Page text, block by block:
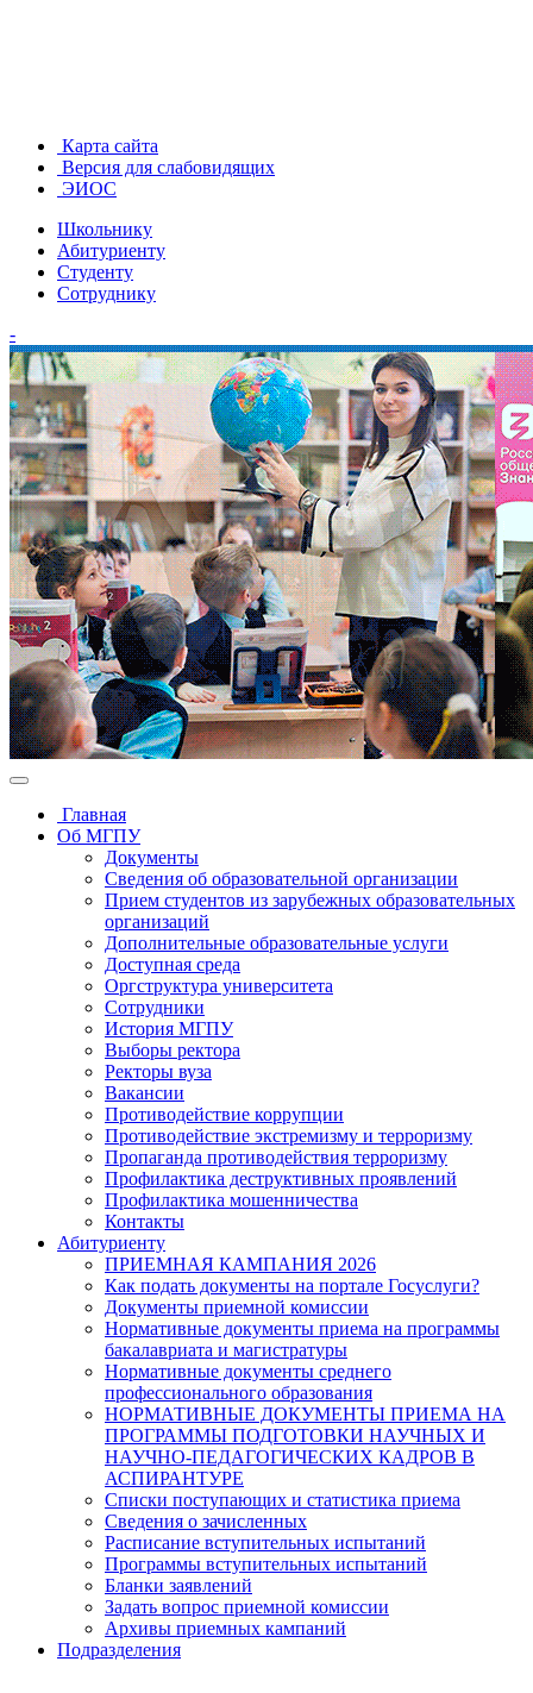
Карта сайта
Версия для слабовидящих
ЭИОС
Школьнику
Абитуриенту
Студенту
Сотруднику
-
Главная
Об МГПУ
Документы
Сведения об образовательной организации
Прием студентов из зарубежных образовательных
организаций
Дополнительные образовательные услуги
Доступная среда
Оргструктура университета
Сотрудники
История МГПУ
Выборы ректора
Ректоры вуза
Вакансии
Противодействие коррупции
Противодействие экстремизму и терроризму
Пропаганда противодействия терроризму
Профилактика деструктивных проявлений
Профилактика мошенничества
Контакты
Абитуриенту
ПРИЕМНАЯ КАМПАНИЯ 2026
Как подать документы на портале Госуслуги?
Документы приемной комиссии
Нормативные документы приема на программы
бакалавриата и магистратуры
Нормативные документы среднего
профессионального образования
НОРМАТИВНЫЕ ДОКУМЕНТЫ ПРИЕМА НА
ПРОГРАММЫ ПОДГОТОВКИ НАУЧНЫХ И
НАУЧНО-ПЕДАГОГИЧЕСКИХ КАДРОВ В
АСПИРАНТУРЕ
Списки поступающих и статистика приема
Сведения о зачисленных
Расписание вступительных испытаний
Программы вступительных испытаний
Бланки заявлений
Задать вопрос приемной комиссии
Архивы приемных кампаний
Подразделения